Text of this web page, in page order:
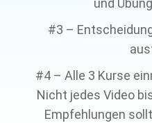
und
#3 –
#4 – Alle 3 Kurse
Nicht jedes Video
Empfehlungen